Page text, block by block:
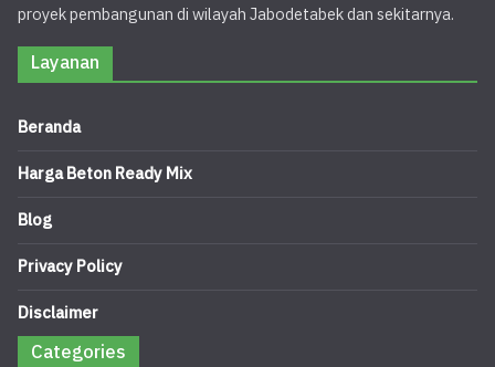
proyek pembangunan di wilayah Jabodetabek dan sekitarnya.
Layanan
Beranda
Harga Beton Ready Mix
Blog
Privacy Policy
Disclaimer
Categories